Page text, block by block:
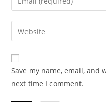
comment
your
email
address
comment
Enter
your
website
URL
(optional)
Save my name, email,
next time I comment.